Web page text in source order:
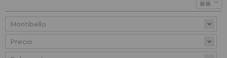
Precio